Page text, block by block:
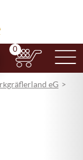
0
eG